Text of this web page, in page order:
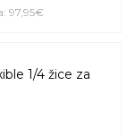
97,95€
1/4 žice za